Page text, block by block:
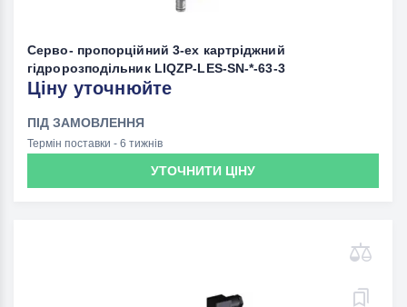
Серво- пропорційний 3-ех картріджний
гідророзподільник LIQZP-LES-SN-*-63-3
Ціну уточнюйте
ПІД ЗАМОВЛЕННЯ
Термін поставки - 6 тижнів
УТОЧНИТИ ЦІНУ